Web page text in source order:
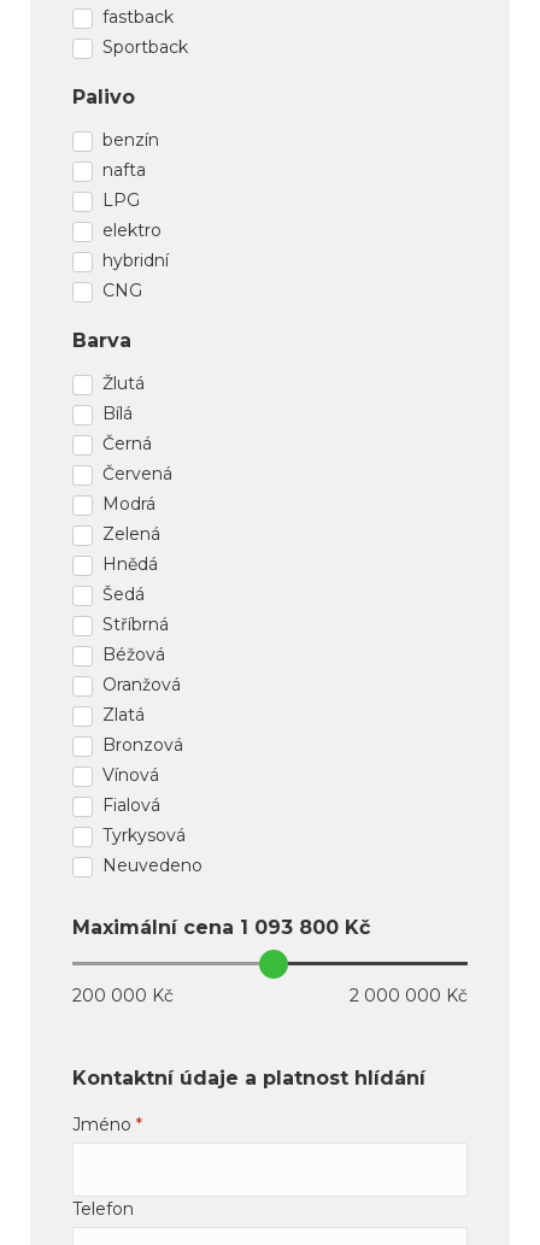
fastback
Sportback
Palivo
benzín
nafta
LPG
elektro
hybridní
CNG
Barva
Žlutá
Bílá
Černá
Červená
Modrá
Zelená
Hnědá
Šedá
Stříbrná
Béžová
Oranžová
Zlatá
Bronzová
Vínová
Fialová
Tyrkysová
Neuvedeno
Maximální cena 1 093 800 Kč
200 000 Kč 2 000 000 Kč
Kontaktní údaje a platnost hlídání
Jméno *
Telefon